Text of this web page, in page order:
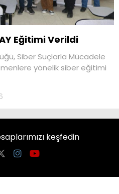
Eğitimi Verildi
Siber Suçlarla Mücadele
yönelik siber eğitimi
keşfedin